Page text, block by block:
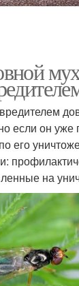
если он уже
его
на